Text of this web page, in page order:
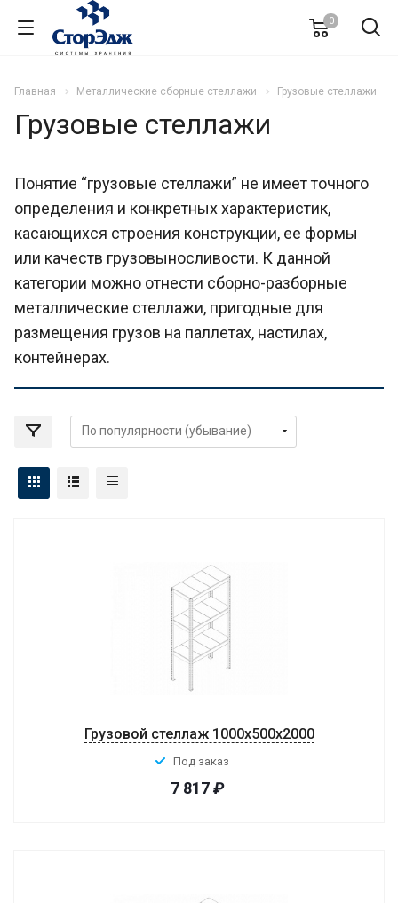
0
Главная Металлические сборные стеллажи Грузовые стеллажи
Грузовые стеллажи
Понятие “грузовые стеллажи” не имеет точного
определения и конкретных характеристик,
касающихся строения конструкции, ее формы
или качеств грузовыносливости. К данной
категории можно отнести сборно-разборные
металлические стеллажи, пригодные для
размещения грузов на паллетах, настилах,
контейнерах.
Грузовой стеллаж 1000x500x2000
Под заказ
7 817₽